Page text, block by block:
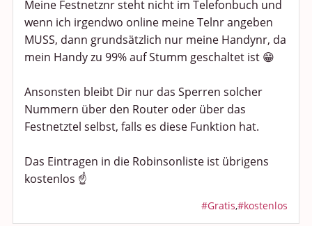
Meine Festnetznr steht nicht im Telefonbuch und
wenn ich irgendwo online meine Telnr angeben
MUSS, dann grundsätzlich nur meine Handynr, da
mein Handy zu 99% auf Stumm geschaltet ist 😁
Ansonsten bleibt Dir nur das Sperren solcher
Nummern über den Router oder über das
Festnetztel selbst, falls es diese Funktion hat.
Das Eintragen in die Robinsonliste ist übrigens
kostenlos ☝️
#Gratis,#kostenlos